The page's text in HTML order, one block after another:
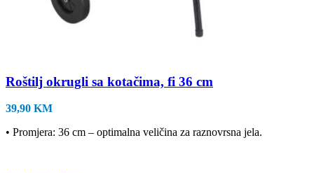
Roštilj okrugli sa kotačima, fi 36 cm
39,90 KM
• Promjera: 36 cm – optimalna veličina za raznovrsna jela.